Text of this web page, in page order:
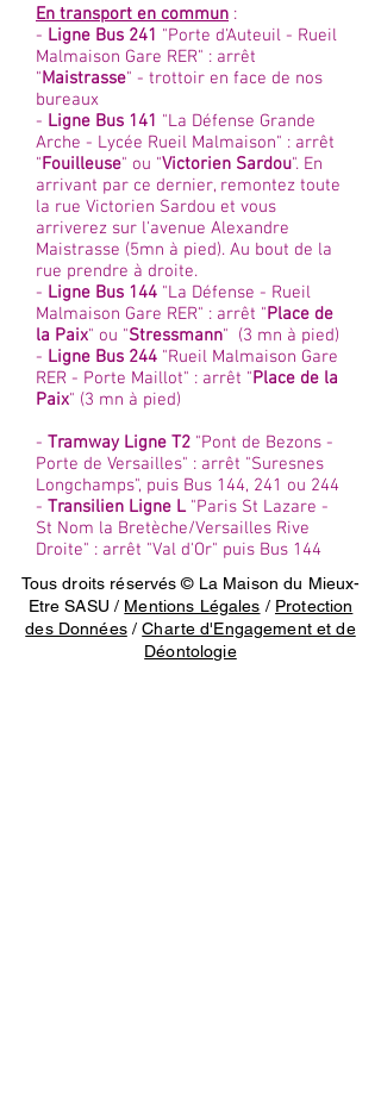
En transport en commun :
- Ligne Bus 241 "Porte d'Auteuil - Rueil
Malmaison Gare RER" : arrêt
"Maistrasse" - trottoir en face de nos
bureaux
- Ligne Bus 141 "La Défense Grande
Arche - Lycée Rueil Malmaison" : arrêt
"Fouilleuse" ou "Victorien Sardou". En
arrivant par ce dernier, remontez toute
la rue Victorien Sardou et vous
arriverez sur l'avenue Alexandre
Maistrasse (5mn à pied). Au bout de la
rue prendre à droite.
- Ligne Bus 144 "La Défense - Rueil
Malmaison Gare RER" : arrêt "Place de
la Paix" ou "Stressmann" (3 mn à pied)
- Ligne Bus 244 "Rueil Malmaison Gare
RER - Porte Maillot" : arrêt "Place de la
Paix" (3 mn à pied)
- Tramway Ligne T2 "Pont de Bezons -
Porte de Versailles" : arrêt "Suresnes
Longchamps", puis Bus 144, 241 ou 244
- Transilien Ligne L"Paris St Lazare -
St Nom la Bretèche/Versailles Rive
Droite" : arrêt "Val d'Or" puis Bus 144
Tous droits réservés © La Maison du Mieux-
Etre SASU / Mentions Légales / Protection
des Données/Charte d'Engagement et de
Déontologie